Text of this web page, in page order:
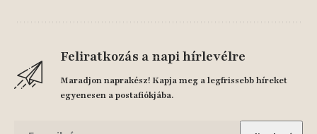
Feliratkozás a napi hírlevélre
Maradjon naprakész! Kapja meg a legfrissebb híreket
egyenesen a postafiókjába.